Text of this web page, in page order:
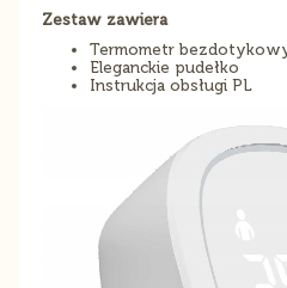
Zestaw zawiera
Termometr
Eleganckie pudełko
Instrukcja obsługi PL